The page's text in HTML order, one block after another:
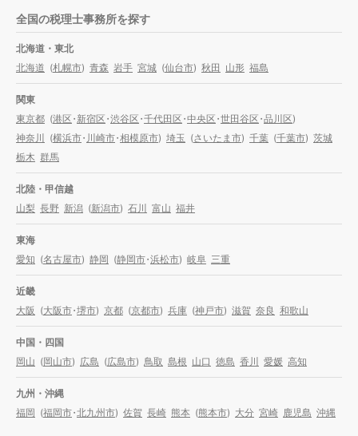
全国の税理士事務所を探す
北海道・東北
北海道 (札幌市) 青森 岩手 宮城 (仙台市) 秋田 山形 福島
関東
東京都 (港区・新宿区・渋谷区・千代田区・中央区・世田谷区・品川区)
神奈川
(横浜市・川崎市・相模原市) 埼玉 (さいたま市) 千葉 (千葉市) 茨城
栃木 群馬
北陸・甲信越
山梨 長野 新潟 (新潟市) 石川 富山 福井
東海
愛知 (名古屋市) 静岡 (静岡市・浜松市) 岐阜 三重
近畿
大阪 (大阪市・堺市) 京都 (京都市) 兵庫 (神戸市) 滋賀 奈良 和歌山
中国・四国
岡山 (岡山市) 広島 (広島市) 鳥取 島根 山口 徳島 香川 愛媛 高知
九州・沖縄
福岡 (福岡市・北九州市) 佐賀 長崎 熊本 (熊本市) 大分 宮崎 鹿児島 沖縄